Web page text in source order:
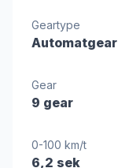
Geartype
Automatgear
Gear
9 gear
0-100 km/t
6,2 sek